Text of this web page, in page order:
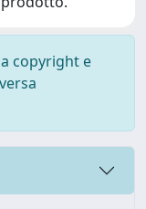
copyright e